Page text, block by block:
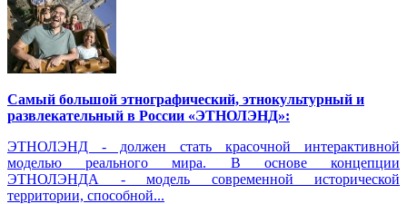
Самый большой этнографический, этнокультурный и
развлекательный в России «ЭТНОЛЭНД»:
ЭТНОЛЭНД - должен стать красочной интерактивной
моделью реального мира. В основе концепции
ЭТНОЛЭНДА - модель современной исторической
территории, способной...